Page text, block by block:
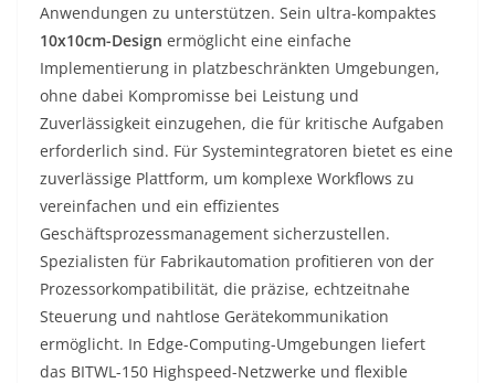
Anwendungen zu unterstützen. Sein ultra-kompaktes
10x10cm-Design ermöglicht eine einfache
Implementierung in platzbeschränkten Umgebungen,
ohne dabei Kompromisse bei Leistung und
Zuverlässigkeit einzugehen, die für kritische Aufgaben
erforderlich sind. Für Systemintegratoren bietet es eine
zuverlässige Plattform, um komplexe Workflows zu
vereinfachen und ein effizientes
Geschäftsprozessmanagement sicherzustellen.
Spezialisten für Fabrikautomation profitieren von der
Prozessorkompatibilität, die präzise, echtzeitnahe
Steuerung und nahtlose Gerätekommunikation
ermöglicht. In Edge-Computing-Umgebungen liefert
das BITWL-150 Highspeed-Netzwerke und flexible